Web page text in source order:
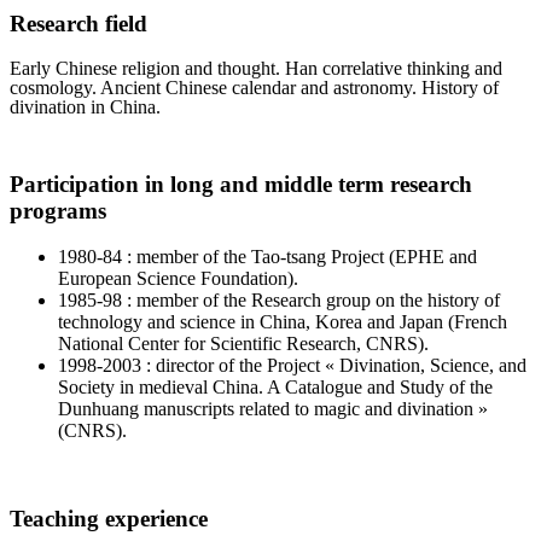
Research field
Early Chinese religion and thought. Han correlative thinking and
cosmology. Ancient Chinese calendar and astronomy. History of
divination in China.
Participation in long and middle term research
programs
1980-84 : member of the Tao-tsang Project (EPHE and
European Science Foundation).
1985-98 : member of the Research group on the history of
technology and science in China, Korea and Japan (French
National Center for Scientific Research, CNRS).
1998-2003 : director of the Project « Divination, Science, and
Society in medieval China. A Catalogue and Study of the
Dunhuang manuscripts related to magic and divination »
(CNRS).
Teaching experience